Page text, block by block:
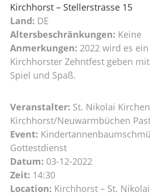
Kirchhorst – Stellerstrasse 15
Land: DE
Altersbeschränkungen: Keine
Anmerkungen: 2022 wird es
Kirchhorster Zehntfest geben
Spiel und Spaß.
Veranstalter: St. Nikolai
Kirchhorst/Neuwarmbüchen
Event:
Gottestdienst
Datum: 03-12-2022
Zeit: 14:30
Location: Kirchhorst – St.